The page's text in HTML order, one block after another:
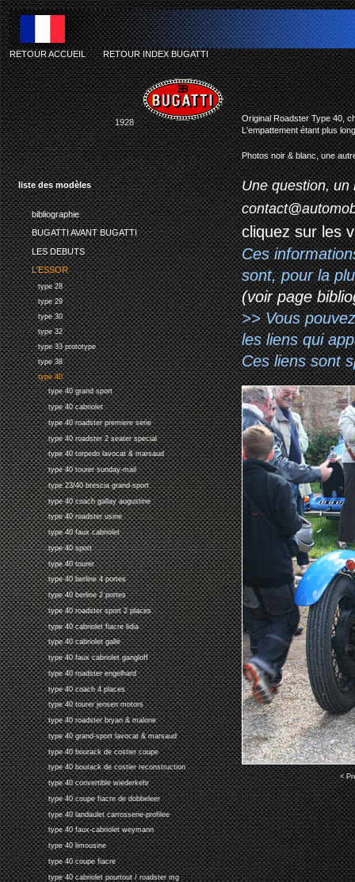
liste des modèles
bibliographie
BUGATTI AVANT BUGATTI
LES DEBUTS
L'ESSOR
type 28
type 29
type 30
type 32
type 33 prototype
type 38
type 40
type 40 grand sport
type 40 cabriolet
type 40 roadster premiere serie
type 40 roadster 2 seater special
type 40 torpedo lavocat & marsaud
type 40 tourer sunday-mail
type 23/40 brescia grand-sport
type 40 coach gallay augustine
type 40 roadster usine
type 40 faux cabriolet
type 40 sport
type 40 tourer
type 40 berline 4 portes
type 40 berline 2 portes
type 40 roadster sport 2 places
type 40 cabriolet fiacre lidia
type 40 cabriolet galle
type 40 faux cabriolet gangloff
type 40 roadster engelhard
type 40 coach 4 places
type 40 tourer jensen motors
type 40 roadster bryan & malone
type 40 grand-sport lavocat & marsaud
type 40 bourack de costier coupe
type 40 bourack de costier reconstruction
type 40 convertible wiederkehr
type 40 coupe fiacre de dobbeleer
type 40 landaulet carrosserie-profilee
type 40 faux-cabriolet weymann
type 40 limousine
type 40 coupe fiacre
type 40 cabriolet pourtout / roadster mg
RETOUR ACCUEIL-RETOUR INDEX BUGATTI
1928
Original Roadster Type 40,
L'empattement étant plus
Photos noir & blanc, une
Une question,
cliquez sur les
Ces
sont, pour la
(voir page
>> Vous
les liens qui
Ces liens sont
<